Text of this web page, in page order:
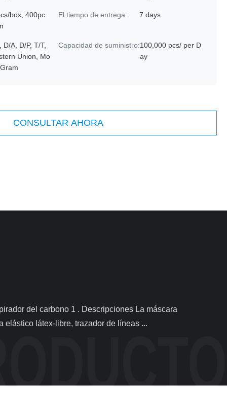
box, 400pc
El tiempo de entrega: 7 days
D/A, D/P, T/T,
Union, Mo
Capacidad de suministro:100,000 pcs/ per D
ay
CONSULTAR AHORA
látex-libre, trazador de líneas ...